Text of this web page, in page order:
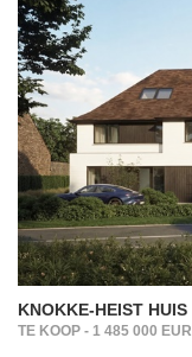
KNOKKE-HEIST HUIS
TE KOOP - 1 485 000 EUR